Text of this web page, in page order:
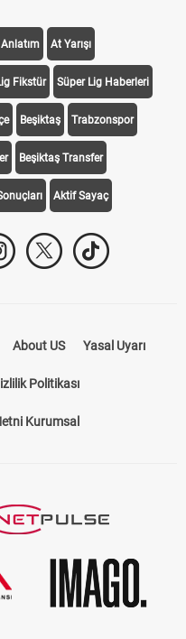
At Yarışı
Fikstür Süper Lig Haberleri
Beşiktaş Trabzonspor
Beşiktaş Transfer
Aktif Sayaç
About US Yasal Uyarı
Politikası
Kurumsal